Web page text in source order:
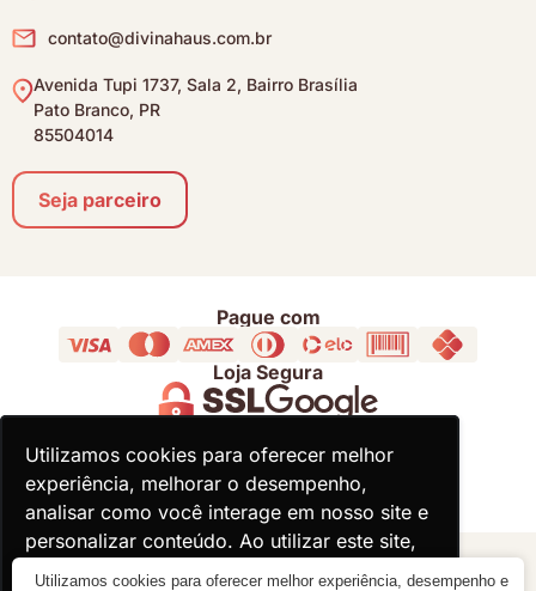
Utilizamos cookies para oferecer melhor
experiência, melhorar o desempenho,
analisar como você interage em nosso site e
personalizar conteúdo. Ao utilizar este site,
você concorda com o uso de cookies.
Utilizamos cookies para oferecer melhor
experiência, melhorar o desempenho,
analisar como você interage em nosso site e
personalizar conteúdo. Ao utilizar este site,
você concorda com o uso de cookies.
contato@divinahaus.com.br
Avenida Tupi 1737, Sala 2, Bairro Brasília
Pato Branco, PR
85504014
Seja parceiro
Pague com
Loja Segura
Acompanhe
© 2000 - 2026 - Divina Haus - CNPJ: 18.930.821/0001-92
Utilizamos cookies para oferecer melhor experiência, desempenho e